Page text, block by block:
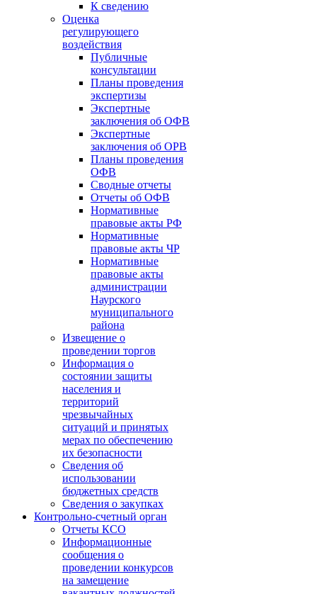
К сведению
Оценка
регулирующего
воздействия
Публичные
консультации
Планы проведения
экспертизы
Экспертные
заключения об ОФВ
Экспертные
заключения об ОРВ
Планы проведения
ОФВ
Сводные отчеты
Отчеты об ОФВ
Нормативные
правовые акты РФ
Нормативные
правовые акты ЧР
Нормативные
правовые акты
администрации
Наурского
муниципального
района
Извещение о
проведении торгов
Информация о
состоянии защиты
населения и
территорий
чрезвычайных
ситуаций и принятых
мерах по обеспечению
их безопасности
Сведения об
использовании
бюджетных средств
Сведения о закупках
Контрольно-счетный орган
Отчеты КСО
Информационные
сообщения о
проведении конкурсов
на замещение